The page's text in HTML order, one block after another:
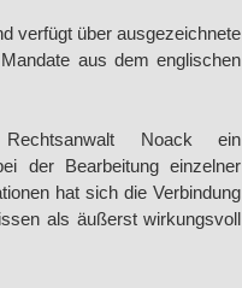
verfügt über ausgezeichnete
aus dem englischen
Noack ein
der Bearbeitung einzelner
hat sich die Verbindung
als äußerst wirkungsvoll